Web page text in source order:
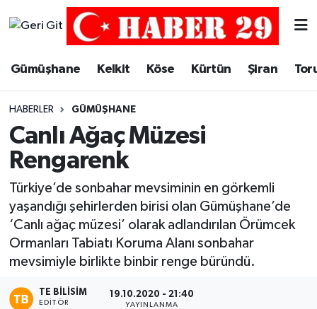
Gümüşhane Kelkit Köse Kürtün Şiran
HABERLER GÜMÜŞHANE
Canlı Ağaç Müzesi
Rengarenk
Türkiye’de sonbahar mevsiminin en görkemli
yaşandığı şehirlerden birisi olan Gümüşhane’de
‘Canlı ağaç müzesi’ olarak adlandırılan Örümcek
Ormanları Tabiatı Koruma Alanı sonbahar
mevsimiyle birlikte binbir renge büründü.
TE BILISIM
EDITÖR
19.10.2020 - 21:40
YAYINLANMA
Merkez Trafik Yoğunluk Haritası
Süper Lig Puan Durumu ve Fikstür
Tüm Manşetler
Son Dakika Haberleri
Haber Arşivi